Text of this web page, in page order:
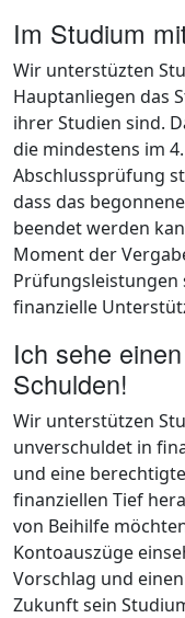
Im Studium
Wir unterstüzten
Hauptanliegen das
ihrer Studien sind.
die mindestens im
Abschlussprüfung
dass das
beendet werden
Moment der
Prüfungsleistungen
finanzielle
Ich sehe
Schulden!
Wir unterstützen
unverschuldet in
und eine
finanziellen Tief
von Beihilfe
Kontoauszüge
Vorschlag und
Zukunft sein